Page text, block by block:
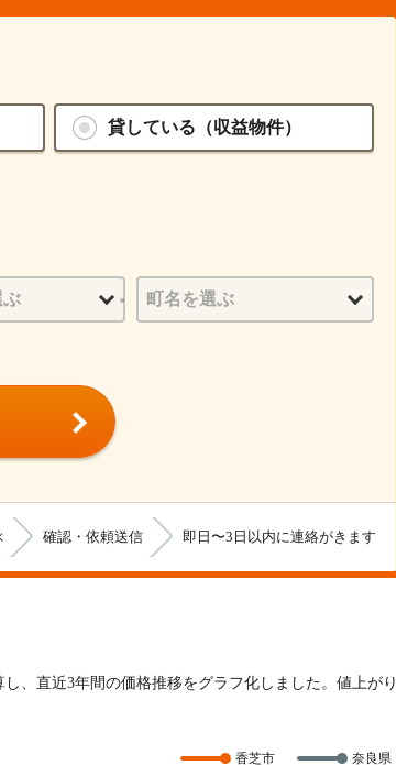
貸している（収益物件）
確認・依頼送信 即日〜3日以内に連絡がきます
、直近3年間の価格推移をグラフ化しました。値上がり
香芝市 奈良県